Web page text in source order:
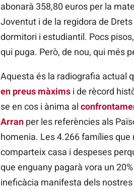
abonarà 358,80 euros per la
Joventut i de la regidora de
dormitori i estudiantil. Pocs
qui puga. Però, de nou, qui més
Aquesta és la radiografia actual
en preus màxims i de rècord
se en cos i ànima al
Arran per les referències als
homenia. Les 4.266 famílies que
comparteix casa i despeses
que enguany pagarà vora un
ineficàcia manifesta dels